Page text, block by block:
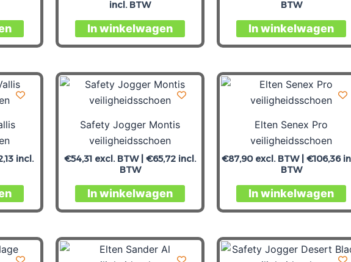
incl. BTW
In winkelwagen
BTW
In winkelwagen
incl.
Safety Jogger Montis
veiligheidsschoen
€54,31 excl. BTW | €65,72 incl.
BTW
In winkelwagen
Elten Senex Pro
veiligheidsschoen
€87,90excl. BTW | €106,36
BTW
In winkelwagen